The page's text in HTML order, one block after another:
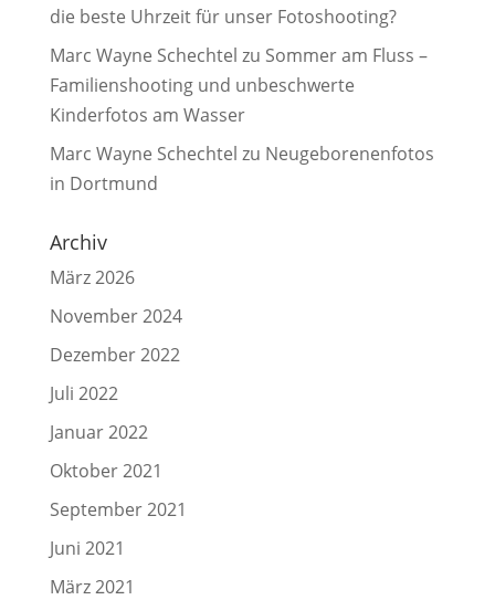
die beste Uhrzeit für unser Fotoshooting?
Marc Wayne Schechtel zu Sommer am Fluss –
Familienshooting und unbeschwerte
Kinderfotos am Wasser
Marc Wayne Schechtel zu Neugeborenenfotos
in Dortmund
Archiv
März 2026
November 2024
Dezember 2022
Juli 2022
Januar 2022
Oktober 2021
September 2021
Juni 2021
März 2021